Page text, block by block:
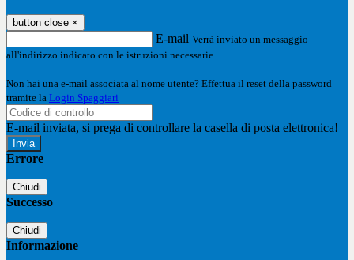
button close ×
E-mail Verrà inviato un messaggio
all'indirizzo indicato con le istruzioni necessarie.
Non hai una e-mail associata al nome utente? Effettua il reset della password
tramite la Login Spaggiari
E-mail inviata, si prega di controllare la casella di posta elettronica!
Errore
Chiudi
Successo
Chiudi
Informazione